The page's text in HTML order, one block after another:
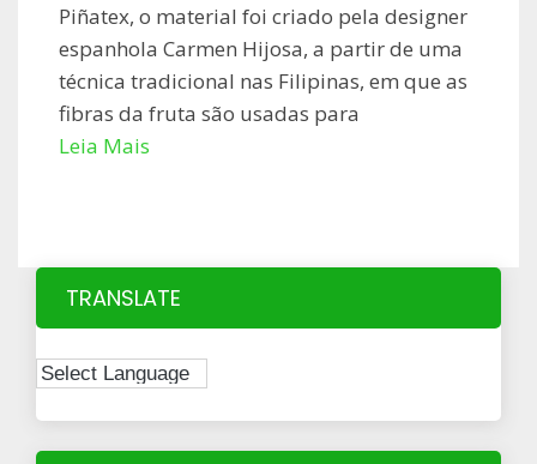
Piñatex, o material foi criado pela designer
espanhola Carmen Hijosa, a partir de uma
técnica tradicional nas Filipinas, em que as
fibras da fruta são usadas para
Leia Mais
TRANSLATE